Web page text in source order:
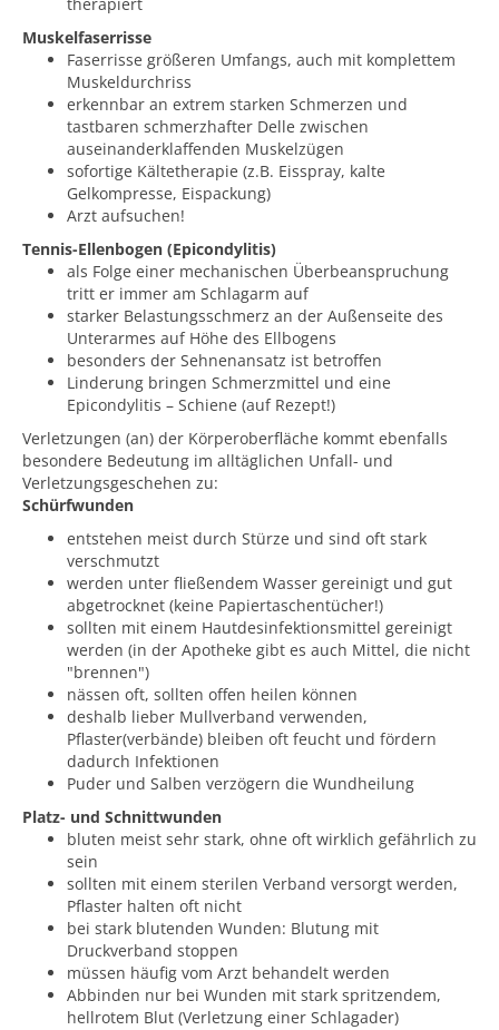
Muskelfaserrisse
Faserrisse größeren Umfangs, auch mit komplettem
Muskeldurchriss
erkennbar an extrem starken Schmerzen und
tastbaren schmerzhafter Delle zwischen
auseinanderklaffenden Muskelzügen
sofortige Kältetherapie (z.B. Eisspray, kalte
Gelkompresse, Eispackung)
Arzt aufsuchen!
Tennis-Ellenbogen (Epicondylitis)
als Folge einer mechanischen Überbeanspruchung
tritt er immer am Schlagarm auf
starker Belastungsschmerz an der Außenseite des
Unterarmes auf Höhe des Ellbogens
besonders der Sehnenansatz ist betroffen
Linderung bringen Schmerzmittel und eine
Epicondylitis – Schiene (auf Rezept!)
Verletzungen (an) der Körperoberfläche kommt ebenfalls
besondere Bedeutung im alltäglichen Unfall- und
Verletzungsgeschehen zu:
Schürfwunden
entstehen meist durch Stürze und sind oft stark
verschmutzt
werden unter fließendem Wasser gereinigt und gut
abgetrocknet (keine Papiertaschentücher!)
sollten mit einem Hautdesinfektionsmittel gereinigt
werden (in der Apotheke gibt es auch Mittel, die nicht
"brennen")
nässen oft, sollten offen heilen können
deshalb lieber Mullverband verwenden,
Pflaster(verbände) bleiben oft feucht und fördern
dadurch Infektionen
Puder und Salben verzögern die Wundheilung
Platz- und Schnittwunden
bluten meist sehr stark, ohne oft wirklich gefährlich zu
sein
sollten mit einem sterilen Verband versorgt werden,
Pflaster halten oft nicht
bei stark blutenden Wunden: Blutung mit
Druckverband stoppen
müssen häufig vom Arzt behandelt werden
Abbinden nur bei Wunden mit stark spritzendem,
hellrotem Blut (Verletzung einer Schlagader)